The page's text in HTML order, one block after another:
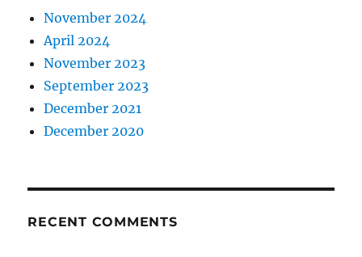
November 2024
April 2024
November 2023
September 2023
December 2021
December 2020
RECENT COMMENTS